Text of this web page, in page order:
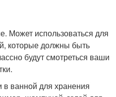
Может использоваться для
которые должны быть
будут смотреться ваши
в ванной для хранения